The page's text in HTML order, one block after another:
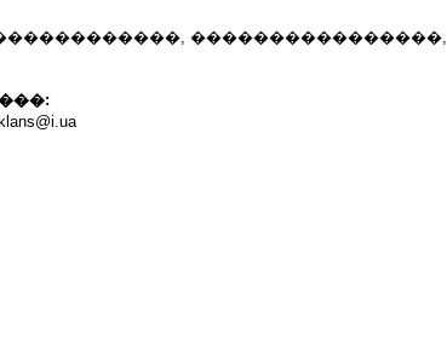
����������������,